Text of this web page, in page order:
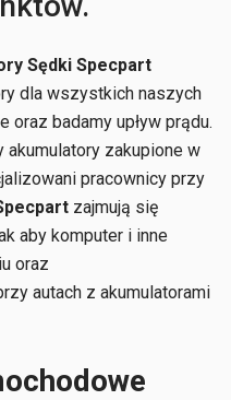
Sędki Specpart
dla wszystkich naszych
oraz badamy upływ prądu.
akumulatory zakupione w
pracownicy przy
zajmują się
aby komputer i inne
oraz
autach z akumulatorami